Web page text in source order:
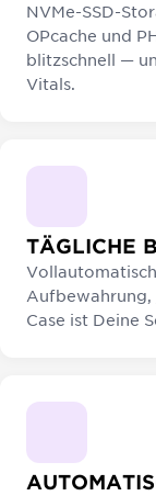
NVMe-SSD-
OPcache und
blitzschnell —
Vitals.
TÄGLICHE
Case ist Deine